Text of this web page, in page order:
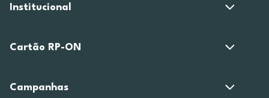
Institucional
Cartão RP-ON
Campanhas